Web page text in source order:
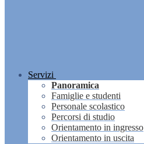
Servizi
Panoramica
Famiglie e studenti
Personale scolastico
Percorsi di studio
Orientamento in ingresso
Orientamento in uscita